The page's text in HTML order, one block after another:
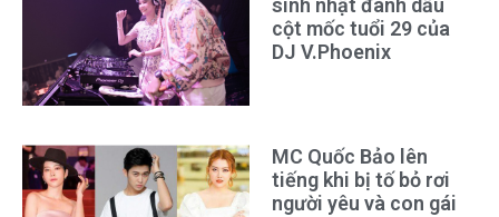
sinh nhật đánh dấu
cột mốc tuổi 29 của
DJ V.Phoenix
MC Quốc Bảo lên
tiếng khi bị tố bỏ rơi
người yêu và con gái